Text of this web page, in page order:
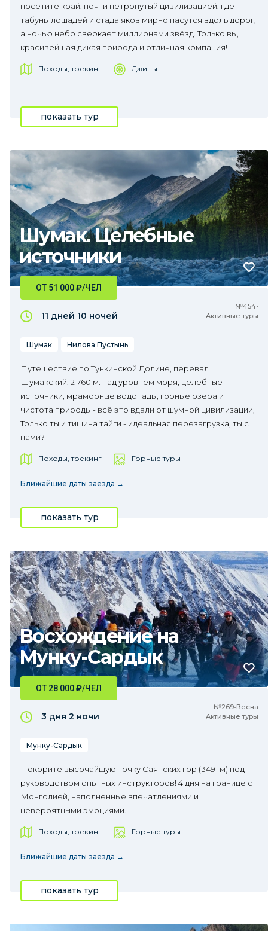
посетите край, почти нетронутый цивилизацией, где
табуны лошадей и стада яков мирно пасутся вдоль дорог,
а ночью небо сверкает миллионами звёзд. Только вы,
красивейшая дикая природа и отличная компания!
Походы, трекинг Джипы
показать тур
Шумак. Целебные
источники
№454•
Активные туры
ОТ 51 000₽/ЧЕЛ
11 дней 10 ночей
Шумак Нилова Пустынь
Путешествие по Тункинской Долине, перевал
Шумакский, 2 760 м. над уровнем моря, целебные
источники, мраморные водопады, горные озера и
чистота природы - всё это вдали от шумной цивилизации,
Только ты и тишина тайги - идеальная перезагрузка, ты с
нами?
Походы, трекинг Горные туры
Ближайшие даты заезда →
показать тур
Восхождение на
Мунку-Сардык
№269•Весна
Активные туры
ОТ 28 000₽/ЧЕЛ
3 дня 2 ночи
Мунку-Сардык
Покорите высочайшую точку Саянских гор (3491 м) под
руководством опытных инструкторов! 4 дня на границе с
Монголией, наполненные впечатлениями и
невероятными эмоциями.
Походы, трекинг Горные туры
Ближайшие даты заезда →
показать тур